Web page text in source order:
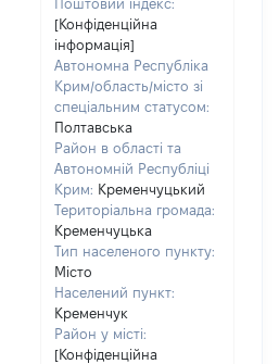
Поштовий індекс:
[Конфіденційна
інформація]
Автономна Республіка
Крим/область/місто зі
спеціальним статусом:
Полтавська
Район в області та
Автономній Республіці
Крим: Кременчуцький
Територіальна громада:
Кременчуцька
Тип населеного пункту:
Місто
Населений пункт:
Кременчук
Район у місті:
[Конфіденційна